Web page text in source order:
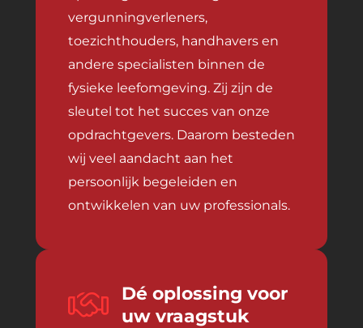
vergunningverleners,
toezichthouders, handhavers en
andere specialisten binnen de
fysieke leefomgeving. Zij zijn de
sleutel tot het succes van onze
opdrachtgevers. Daarom besteden
wij veel aandacht aan het
persoonlijk begeleiden en
ontwikkelen van uw professionals.
Dé oplossing voor
uw vraagstuk